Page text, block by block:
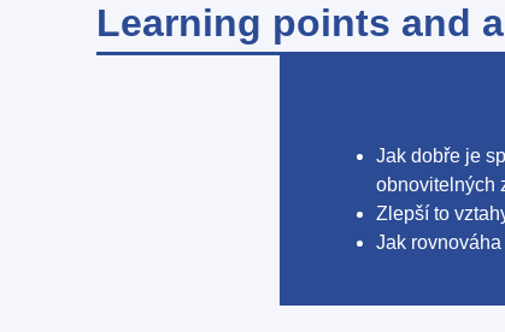
Learning points and
Jak dobře je
obnovitelných
Zlepší to
Jak